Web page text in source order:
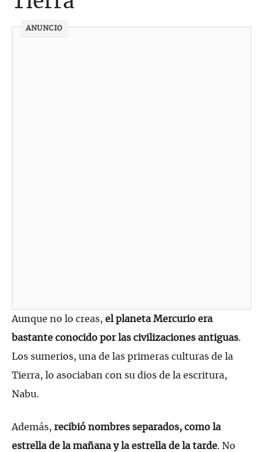
ANUNCIO
Aunque no lo creas, el planeta Mercurio era
bastante conocido por las civilizaciones antiguas.
Los sumerios, una de las primeras culturas de la
Tierra, lo asociaban con su dios de la escritura,
Nabu.
Además, recibió nombres separados, como la
estrella de la mañana y la estrella de la tarde. No